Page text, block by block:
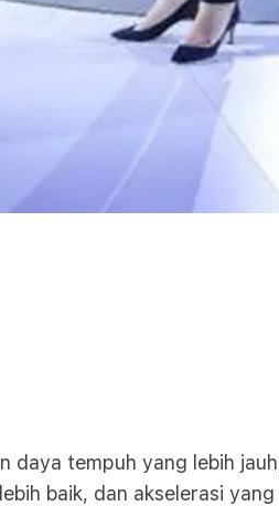
tempuh yang lebih
baik, dan akselerasi